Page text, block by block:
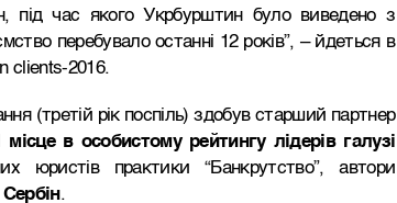
під час якого Укрбурштин було виведено з
перебувало останні 12 років”, – йдеться в
clients-2016.
(третій рік поспіль) здобув старший партнер
місце в особистому рейтингу лідерів галузі
юристів практики “Банкрутство”, автори
Сербін.